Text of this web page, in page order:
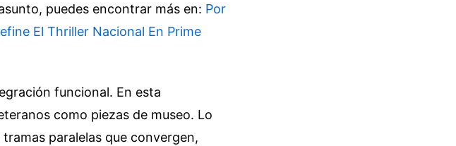
puedes encontrar más en: Por
El Thriller Nacional En Prime
funcional. En esta
como piezas de museo. Lo
paralelas que convergen,